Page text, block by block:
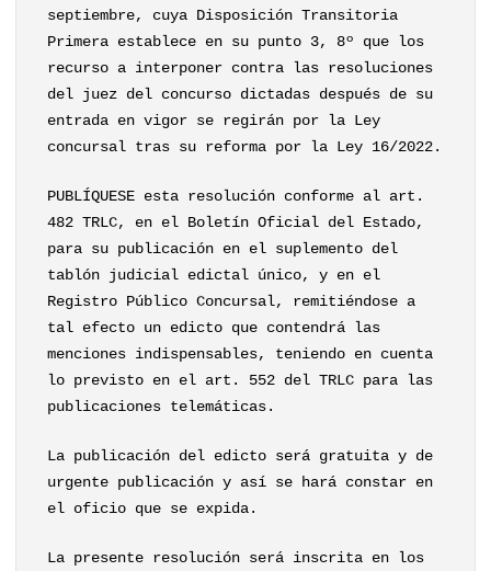
septiembre, cuya Disposición Transitoria
Primera establece en su punto 3, 8º que los
recurso a interponer contra las resoluciones
del juez del concurso dictadas después de su
entrada en vigor se regirán por la Ley
concursal tras su reforma por la Ley 16/2022.
PUBLÍQUESE esta resolución conforme al art.
482 TRLC, en el Boletín Oficial del Estado,
para su publicación en el suplemento del
tablón judicial edictal único, y en el
Registro Público Concursal, remitiéndose a
tal efecto un edicto que contendrá las
menciones indispensables, teniendo en cuenta
lo previsto en el art. 552 del TRLC para las
publicaciones telemáticas.
La publicación del edicto será gratuita y de
urgente publicación y así se hará constar en
el oficio que se expida.
La presente resolución será inscrita en los